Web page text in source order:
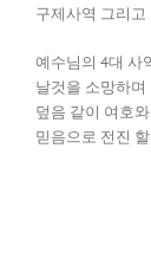
구제사역 그리
예수님의 4대 사
날것을 소망하
덮음 같이 여호
믿음으로 전진